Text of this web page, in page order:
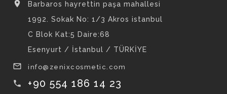
location_on
Barbaros hayrettin paşa mahallesi
1992. Sokak No: 1/3 Akros istanbul
C Blok Kat:5 Daire:68
Esenyurt / İstanbul / TÜRKİYE
mail_outline info@zenixcosmetic.com
local_phone +90 554 186 14 23